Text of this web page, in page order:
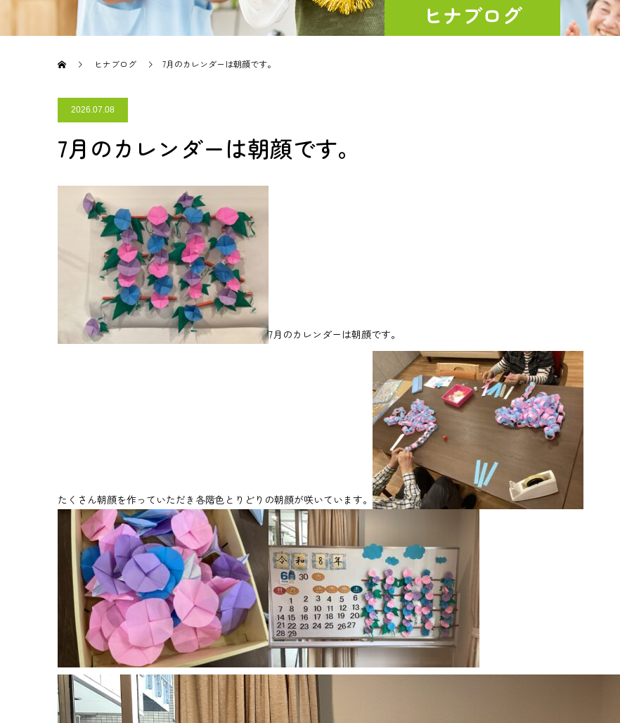
ヒナブログ
ヒナブログ 7月のカレンダーは朝顔です。
2026.07.08
7月のカレンダーは朝顔です。
7月のカレンダーは朝顔です。
たくさん朝顔を作っていただき各階色とりどりの朝顔が咲いています。